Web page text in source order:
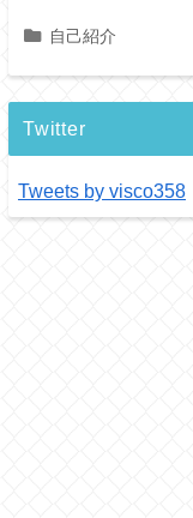
自己紹介
Twitter
Tweets by visco358